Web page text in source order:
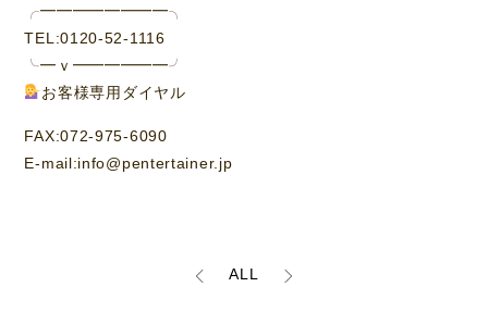
╭━━━━━━━━╮
TEL:0120-52-1116
╰━ｖ━━━━━━╯
お客様専用ダイヤル
FAX:072-975-6090
E-mail:info@pentertainer.jp
ALL